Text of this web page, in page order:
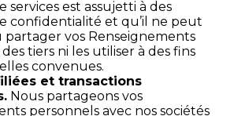
services est assujetti à des
confidentialité et qu’il ne peut
vos Renseignements
tiers ni les utiliser à des fins
convenues.
et transactions
Nous partageons vos
personnels avec nos sociétés